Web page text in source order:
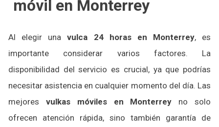
móvil en Monterrey
Al elegir unavulca 24 horas en Monterrey, es
importante considerar varios factores. La
disponibilidad del servicio es crucial, ya que podrías
necesitar asistencia en cualquier momento del día. Las
mejores vulkas móviles en Monterrey no solo
ofrecen atención rápida, sino también garantía de